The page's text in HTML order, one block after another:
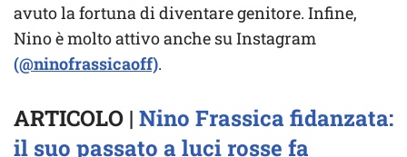
avuto la fortuna di diventare genitore. Infine,
Nino è molto attivo anche su Instagram
(@ninofrassicaoff).
ARTICOLO | Nino Frassica fidanzata:
il suo passato a luci rosse fa